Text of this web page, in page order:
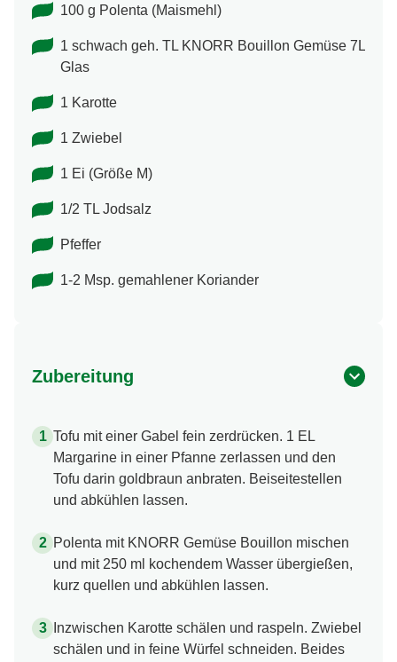
100 g Polenta (Maismehl)
1 schwach geh. TL KNORR Bouillon Gemüse 7L
Glas
1 Karotte
1 Zwiebel
1 Ei (Größe M)
1/2 TL Jodsalz
Pfeffer
1-2 Msp. gemahlener Koriander
Zubereitung
Tofu mit einer Gabel fein zerdrücken. 1 EL
Margarine in einer Pfanne zerlassen und den
Tofu darin goldbraun anbraten. Beiseitestellen
und abkühlen lassen.
Polenta mit KNORR Gemüse Bouillon mischen
und mit 250 ml kochendem Wasser übergießen,
kurz quellen und abkühlen lassen.
Inzwischen Karotte schälen und raspeln. Zwiebel
schälen und in feine Würfel schneiden. Beides